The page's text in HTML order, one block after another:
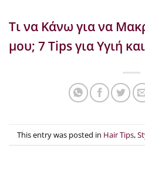
Τι να Κάνω για να
μου; 7 Tips για Υγιή
This entry was posted in Hair Tips,